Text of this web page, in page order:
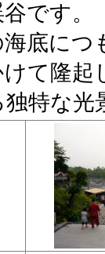
です。
底に
て隆
特な